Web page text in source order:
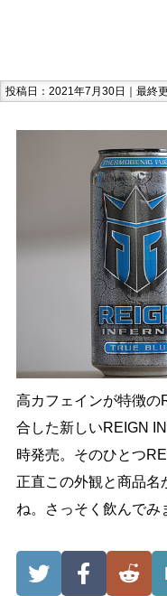
投稿日：2021年7月30日｜最終
高カフェインが特徴の
合した新しいREIGN
時発売。そのひとつ
正直この外観と商品名
ね。さっそく飲んでみ